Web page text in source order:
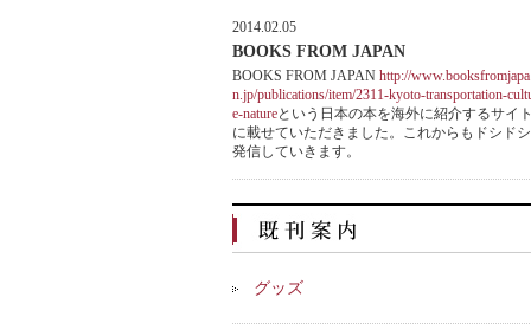
2014.02.05
BOOKS FROM JAPAN
BOOKS FROM JAPAN http://www.booksfromjapa
n.jp/publications/item/2311-kyoto-transportation-
e-natureという日本の本を海外に紹介するサイ
に載せていただきました。これからもドシドシ
発信していきます。
グッズ